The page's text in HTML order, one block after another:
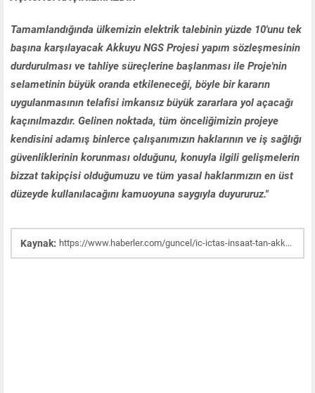
Tamamlandığında ülkemizin elektrik talebinin yüzde 10'unu tek
başına karşılayacak Akkuyu NGS Projesi yapım sözleşmesinin
durdurulması ve tahliye süreçlerine başlanması ile Proje'nin
selametinin büyük oranda etkileneceği, böyle bir kararın
uygulanmasının telafisi imkansız büyük zararlara yol açacağı
kaçınılmazdır. Gelinen noktada, tüm önceliğimizin projeye
kendisini adamış binlerce çalışanımızın haklarının ve iş sağlığı
güvenliklerinin korunması olduğunu, konuyla ilgili gelişmelerin
bizzat takipçisi olduğumuzu ve tüm yasal haklarımızın en üst
düzeyde kullanılacağını kamuoyuna saygıyla duyururuz."
Kaynak: https://www.haberler.com/guncel/ic-ictas-insaat-tan-akkuyu-aciklamasi-fesih-15121494-haberi/